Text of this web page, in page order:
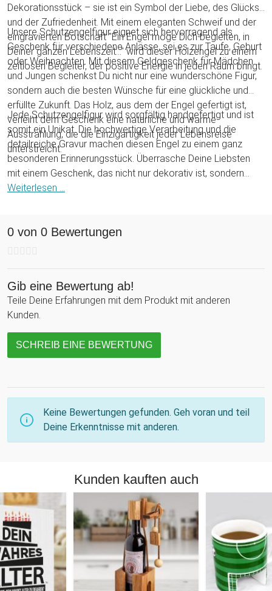
Dekorationsstück – sie ist ein Symbol der Liebe, des Glücks
und der Zufriedenheit. Mit einem eleganten Schweif und der
eingravierten Botschaft "Ein Engel möge Dich begleiten, in
Deiner ganzen Lebenszeit..." wird dieser Holzengel zu einem
zeitlosen Begleiter, der positive Energie in jeden Raum bringt.
Unsere Schutzengelfigur eignet sich hervorragend als
Geschenk für verschiedene Anlässe, sei es zur Taufe, Geburt
oder Weihnachten. Mit diesem Geldgeschenk für Mädchen
und Jungen schenkst Du nicht nur eine wunderschöne Figur,
sondern auch die besten Wünsche für eine glückliche und
erfüllte Zukunft. Das Holz, aus dem der Engel gefertigt ist,
verleiht dem Geschenk eine natürliche und warme
Ausstrahlung, die die Einzigartigkeit jeder Lebensreise
unterstreicht.
Jede Schutzengelfigur wird sorgfältig handgefertigt und ist
somit ein Unikat. Die hochwertige Verarbeitung und die
detailreiche Gravur machen diesen Engel zu einem ganz
besonderen Erinnerungsstück. Überrasche Deine Liebsten
mit einem Geschenk, das nicht nur dekorativ ist, sondern
auch eine tiefere Bedeutung trägt. Ein Engel, der Liebe, Glück
Weiterlesen ...
0 von 0 Bewertungen
Gib eine Bewertung ab!
Teile Deine Erfahrungen mit dem Produkt mit anderen
Kunden.
SCHREIB EINE BEWERTUNG
Keine Bewertungen gefunden. Geh voran und teil
Deine Erkenntnisse mit anderen.
Kunden kauften auch